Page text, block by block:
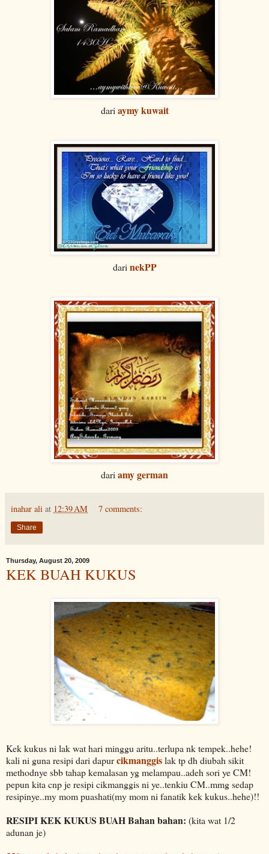
dari aymy kuwait
dari nekPP
dari amy german
inahar ali at 12:39 AM 7 comments:
Share
Thursday, August 20, 2009
KEK BUAH KUKUS
Kek kukus ni lak wat hari minggu aritu..terlupa nk tempek..hehe!
kali ni guna resipi dari dapurcikmanggislak tp dh diubah sikit
methodnye sbb tahap kemalasan yg melampau..adeh sori ye CM!
pepun kita cnp je resipi cikmanggis ni ye..tenkiu CM..mmg sedap
resipinye..my mom puashati(my mom ni fanatik kek kukus..hehe)!!
RESIPI KEK KUKUS BUAHBahan bahan: (kita wat 1/2
adunan je)